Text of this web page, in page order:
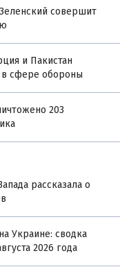
совершит
и Пакистан
сфере обороны
203
рассказала о
Украине: сводка
2026 года